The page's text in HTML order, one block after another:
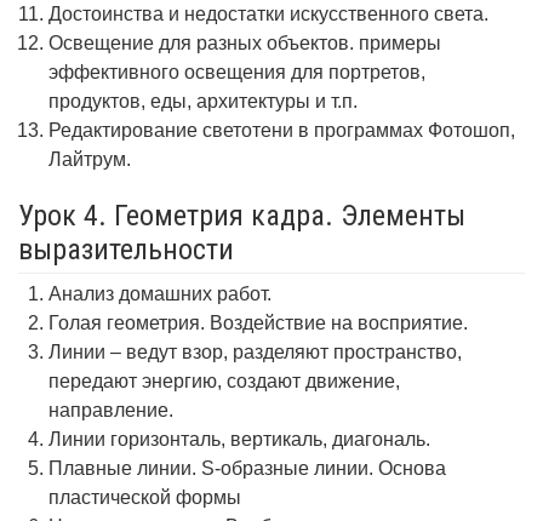
Достоинства и недостатки искусственного света.
Освещение для разных объектов. примеры
эффективного освещения для портретов,
продуктов, еды, архитектуры и т.п.
Редактирование светотени в программах Фотошоп,
Лайтрум.
Урок 4. Геометрия кадра. Элементы
выразительности
Анализ домашних работ.
Голая геометрия. Воздействие на восприятие.
Линии – ведут взор, разделяют пространство,
передают энергию, создают движение,
направление.
Линии горизонталь, вертикаль, диагональ.
Плавные линии. S-образные линии. Основа
пластической формы